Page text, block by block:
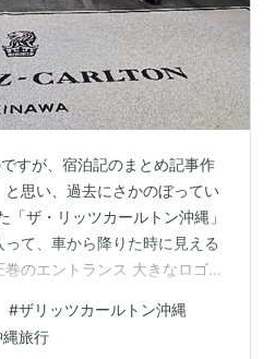
すが、宿泊記のまとめ記事作
思い、過去にさかのぼってい
「ザ・リッツカールトン沖縄」
て、車から降りた時に見える
のエントランス 大きなロゴの
いうと、気の流れが良い！そ
節約旅行で2回行くなら、リ
#ザリッツカールトン沖縄
縄旅行